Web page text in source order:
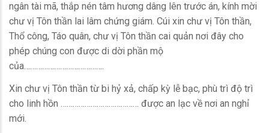
ngân tài mã, thắp nén tâm hương dâng lên trước án, kính mời
chư vị Tôn thần lai lâm chứng giám. Cúi xin chư vị Tôn thần,
Thổ công, Táo quân, chư vị Tôn thần cai quản nơi đây cho
phép chúng con được di dời phần mộ
của………………………………….
Xin chư vị Tôn thần từ bi hỷ xả, chấp kỳ lễ bạc, phù trì độ trì
cho linh hồn ………………………………… được an lạc về nơi an nghỉ
mới.